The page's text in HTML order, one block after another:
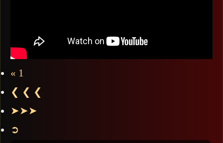
« 1
❮ ❮ ❮
➤➤➤
➲